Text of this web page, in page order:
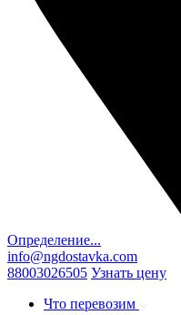
Определение...
info@ngdostavka.com
88003026505 Узнать цену
Что перевозим